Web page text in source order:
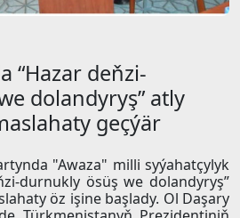
“Hazar deňzi-
dolandyryş” atly
geçýär
"Awaza" milli syýahatçylyk
durnukly ösüş we dolandyryş”
öz işine başlady. Ol Daşary